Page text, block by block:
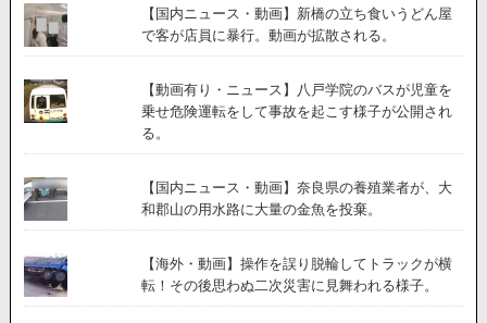
【国内ニュース・動画】新橋の立ち食いうどん屋
で客が店員に暴行。動画が拡散される。
【動画有り・ニュース】八戸学院のバスが児童を
乗せ危険運転をして事故を起こす様子が公開され
る。
【国内ニュース・動画】奈良県の養殖業者が、大
和郡山の用水路に大量の金魚を投棄。
【海外・動画】操作を誤り脱輪してトラックが横
転！その後思わぬ二次災害に見舞われる様子。